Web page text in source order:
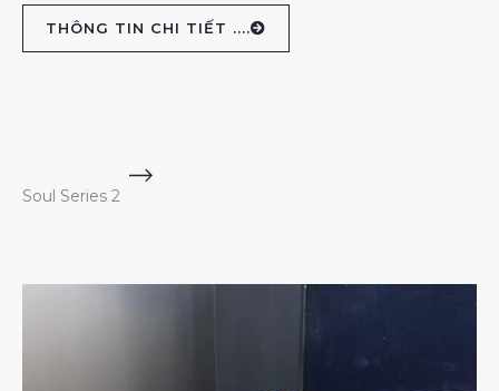
THÔNG TIN CHI TIẾT ....
Soul Series 2